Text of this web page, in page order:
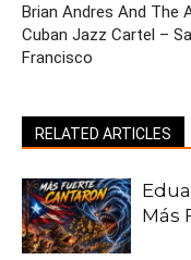
Brian Andres And The
Cuban Jazz Cartel –
Francisco
RELATED ARTICLES
Más